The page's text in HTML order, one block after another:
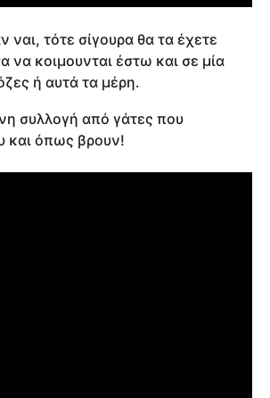
ναι, τότε σίγουρα θα τα έχετε
να κοιμουνται έστω και σε μία
ή αυτά τα μέρη.
συλλογή από γάτες που
και όπως βρουν!